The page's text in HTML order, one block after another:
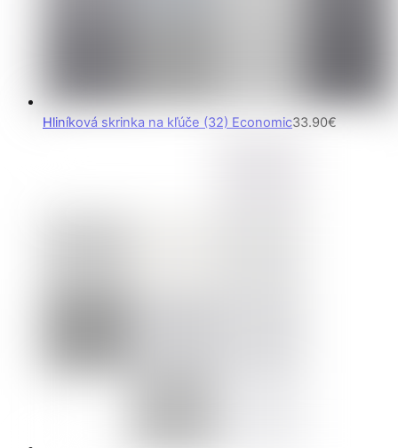
Hliníková skrinka na kľúče (32) Economic33.90€